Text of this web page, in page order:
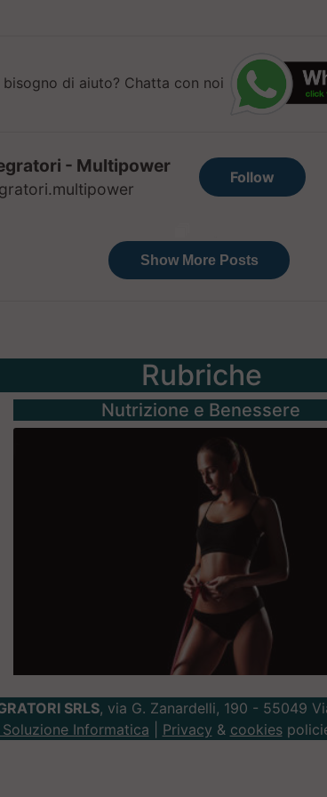
bisogno di aiuto? Chatta con noi
Rubriche
Nutrizione e Benessere
SRLS, via G. Zanardelli, 190 - 55049
Informatica
Privacy & cookies